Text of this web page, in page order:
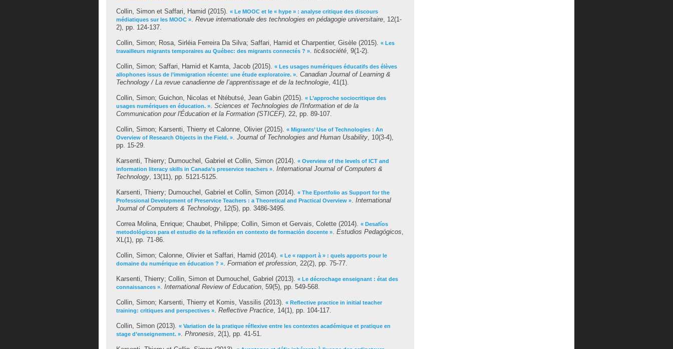
Collin, Simon et Saffari, Hamid (2015). « Le MOOC et le « hype » : analyse critique des discours
médiatiques sur les MOOC ». Revue internationale des technologies en pédagogie universitaire, 12(1-
2), pp. 124-137.
Collin, Simon; Rosa, Sirléia Ferreira Da Silva; Saffari, Hamid et Charpentier, Gisèle (2015). « Les
travailleurs migrants temporaires au Québec: des migrants connectés ? ». tic&société, 9(1-2).
Collin, Simon; Saffari, Hamid et Kamta, Jacob (2015). « Les usages numériques éducatifs des élèves
allophones issus de l’immigration récente: une étude exploratoire. ». Canadian Journal of Learning &
Technology / La revue canadienne de l’apprentissage et de la technologie, 41(1).
Collin, Simon; Guichon, Nicolas et Ntébutsé, Jean Gabin (2015). « L’approche sociocritique des
usages numériques en éducation. ». Sciences et Technologies de l'Information et de la
Communication pour l'Éducation et la Formation (STICEF), 22, pp. 89-107.
Collin, Simon; Karsenti, Thierry et Calonne, Olivier (2015). « Migrants’ Use of Technologies : An
Overview of Research Objects in the Field. ». Journal of Technologies and Human Usability, 10(3-4),
pp. 15-29.
Karsenti, Thierry; Dumouchel, Gabriel et Collin, Simon (2014). « Overview of the levels of ICT and
information literacy skills in Canada’s preservice teachers ». International Journal of Computers &
Technology, 13(11), pp. 5121-5125.
Karsenti, Thierry; Dumouchel, Gabriel et Collin, Simon (2014). « The Eportfolio as Support for the
Professional Development of Preservice Teachers : a Theoretical and Practical Overview ». International
Journal of Computers & Technology, 12(5), pp. 3486-3495.
Correa Molina, Enrique; Chaubet, Philippe; Collin, Simon et Gervais, Colette (2014). « Desafíos
metodológicos para el estudio de la reflexión en contexto de formación docente ». Estudios Pedagógicos,
XL(1), pp. 71-86.
Collin, Simon; Calonne, Olivier et Saffari, Hamid (2014). « Le « rapport à » : quels apports pour le
domaine du numérique en éducation ? ». Formation et profession, 22(2), pp. 75-77.
Karsenti, Thierry; Collin, Simon et Dumouchel, Gabriel (2013). « Le décrochage enseignant : état des
connaissances ». International Review of Education, 59(5), pp. 549-568.
Collin, Simon; Karsenti, Thierry et Komis, Vassilis (2013). « Reﬂective practice in initial teacher
training: critiques and perspectives ». Reﬂective Practice, 14(1), pp. 104-117.
Collin, Simon (2013). « Variation de la pratique réflexive entre les contextes académique et pratique en
stage d’enseignement. ». Phronesis, 2(1), pp. 41-51.